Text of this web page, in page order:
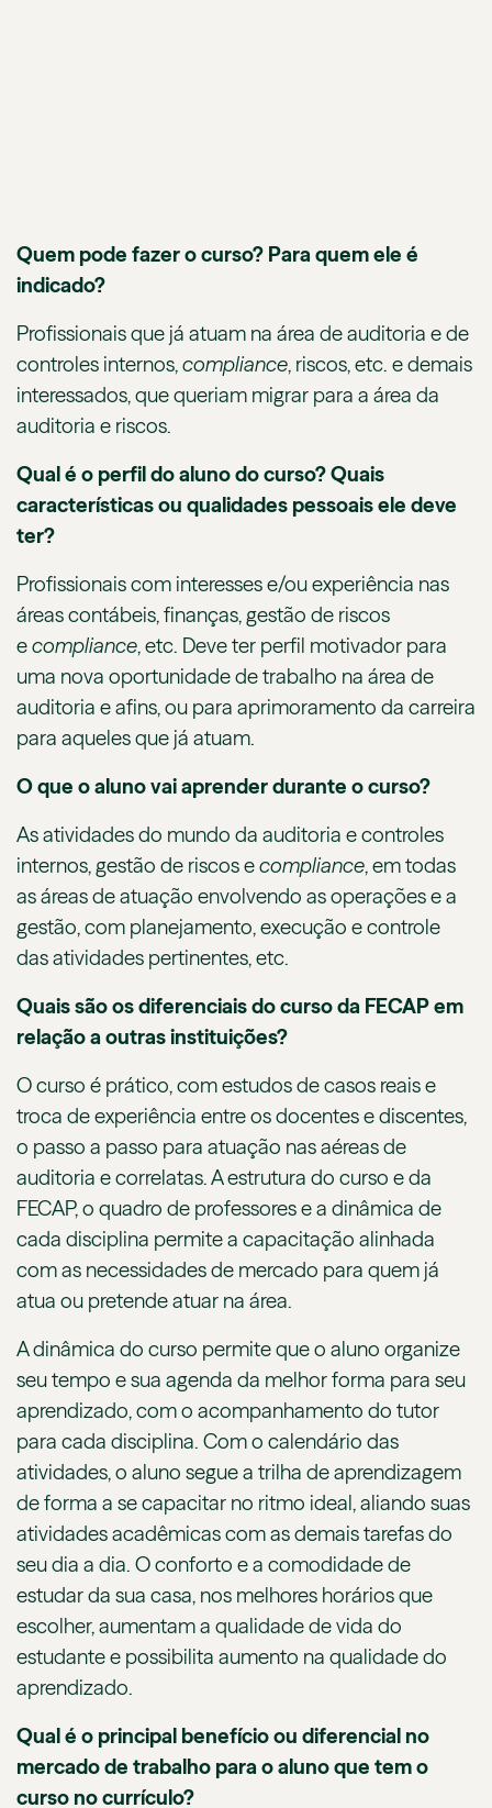
Quem pode fazer o curso? Para quem ele é
indicado?
Profissionais que já atuam na área de auditoria e de
controles internos,compliance, riscos, etc. e demais
interessados, que queriam migrar para a área da
auditoria e riscos.
Qual é o perfil do aluno do curso? Quais
características ou qualidades pessoais ele deve
ter?
Profissionais com interesses e/ou experiência nas
áreas contábeis, finanças, gestão de riscos
ecompliance, etc. Deve ter perfil motivador para
uma nova oportunidade de trabalho na área de
auditoria e afins, ou para aprimoramento da carreira
para aqueles que já atuam.
O que o aluno vai aprender durante o curso?
As atividades do mundo da auditoria e controles
internos, gestão de riscos ecompliance, em todas
as áreas de atuação envolvendo as operações e a
gestão, com planejamento, execução e controle
das atividades pertinentes, etc.
Quais são os diferenciais do curso da FECAP em
relação a outras instituições?
O curso é prático, com estudos de casos reais e
troca de experiência entre os docentes e discentes,
o passo a passo para atuação nas aéreas de
auditoria e correlatas. A estrutura do curso e da
FECAP, o quadro de professores e a dinâmica de
cada disciplina permite a capacitação alinhada
com as necessidades de mercado para quem já
atua ou pretende atuar na área.
A dinâmica do curso permite que o aluno organize
seu tempo e sua agenda da melhor forma para seu
aprendizado, com o acompanhamento do tutor
para cada disciplina. Com o calendário das
atividades, o aluno segue a trilha de aprendizagem
de forma a se capacitar no ritmo ideal, aliando suas
atividades acadêmicas com as demais tarefas do
seu dia a dia. O conforto e a comodidade de
estudar da sua casa, nos melhores horários que
escolher, aumentam a qualidade de vida do
estudante e possibilita aumento na qualidade do
aprendizado.
Qual é o principal benefício ou diferencial no
mercado de trabalho para o aluno que tem o
curso no currículo?